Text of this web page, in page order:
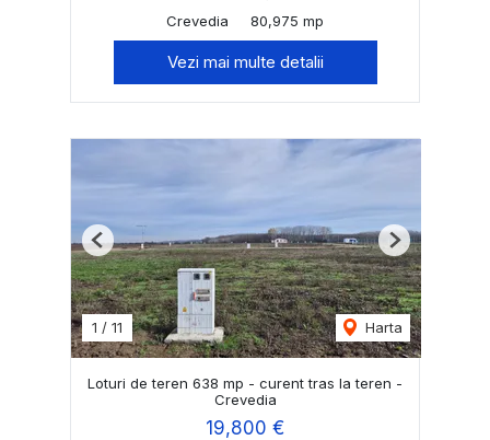
Crevedia
80,975 mp
Vezi mai multe detalii
1 / 11 Harta
Previous Next
Loturi de teren 638 mp - curent tras la teren -
Crevedia
19,800 €